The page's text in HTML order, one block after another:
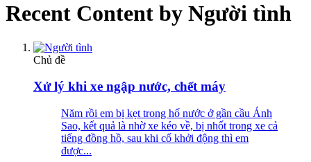
Recent Content by Người tình
Chủ đề
Xử lý khi xe ngập nước, chết máy
Năm rồi em bị kẹt trong hố nước ở gần cầu Ánh
Sao, kết quả là nhờ xe kéo về, bị nhốt trong xe cả
tiếng đồng hồ, sau khi cố khởi động thì em
được...